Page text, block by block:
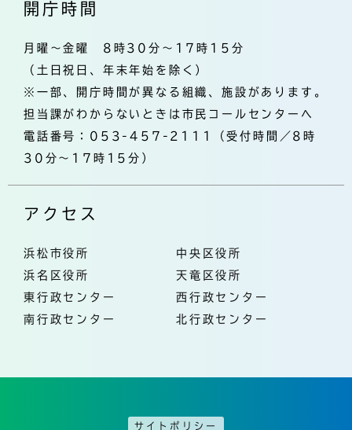
開庁時間
月曜～金曜 8時30分～17時15分
（土日祝日、年末年始を除く）
※一部、開庁時間が異なる組織、施設があります。
担当課がわからないときは市民コールセンターへ
電話番号：053-457-2111（受付時間／8時
30分～17時15分）
アクセス
浜松市役所
中央区役所
浜名区役所
天竜区役所
東行政センター
西行政センター
南行政センター
北行政センター
サイトポリシー